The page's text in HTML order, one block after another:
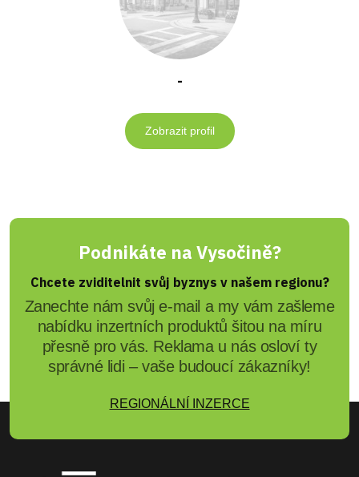
-
Zobrazit profil
Podnikáte na Vysočině?
Chcete zviditelnit svůj byznys v našem regionu?
Zanechte nám svůj e-mail a my vám zašleme
nabídku inzertních produktů šitou na míru
přesně pro vás. Reklama u nás osloví ty
správné lidi – vaše budoucí zákazníky!
REGIONÁLNÍ INZERCE